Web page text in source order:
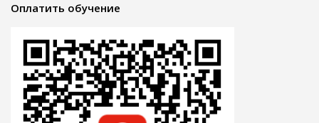
Оплатить обучение